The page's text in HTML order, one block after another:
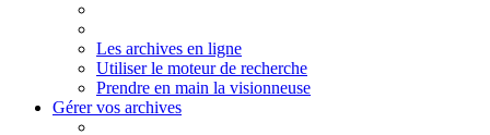
Les archives en ligne
Utiliser le moteur de recherche
Prendre en main la visionneuse
Gérer vos archives